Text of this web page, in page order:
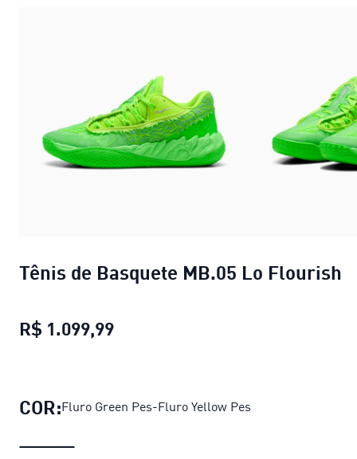
Tênis de Basquete MB.05 Lo Flourish
R$ 1.099,99
COR:Fluro Green Pes-Fluro Yellow Pes